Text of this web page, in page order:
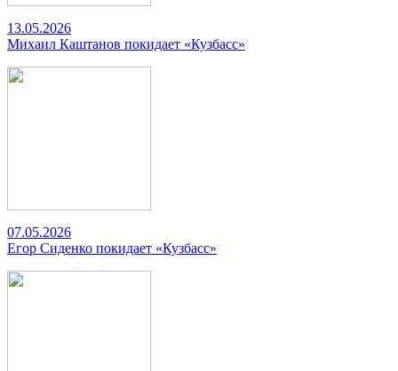
13.05.2026
Михаил Каштанов покидает «Кузбасс»
07.05.2026
Егор Сиденко покидает «Кузбасс»